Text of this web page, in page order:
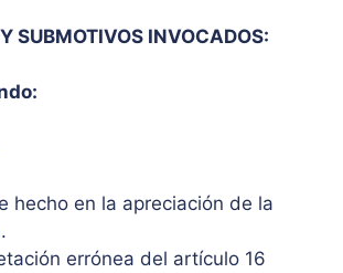
SUBMOTIVOS INVOCADOS:
hecho en la apreciación de la
errónea del artículo 16